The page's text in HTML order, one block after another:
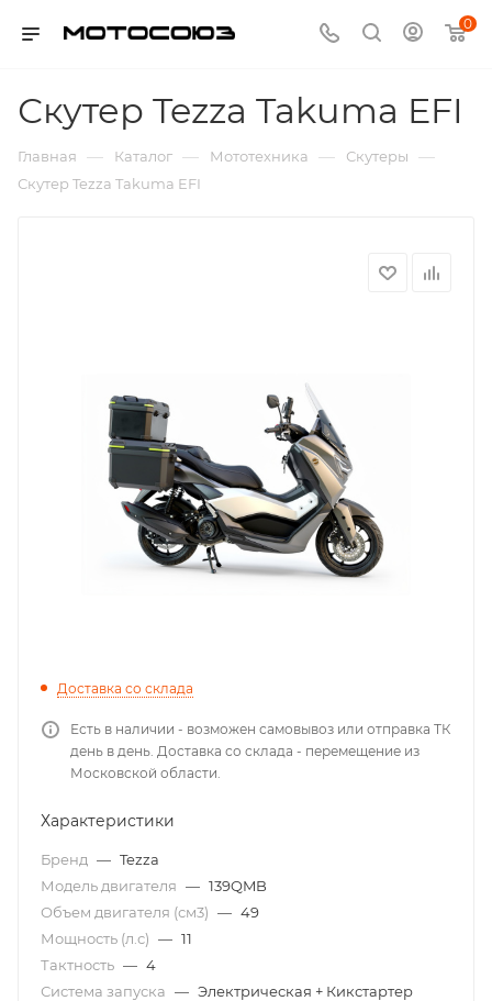
0
Скутер Tezza Takuma EFI
Главная — Каталог — Мототехника — Скутеры —
Скутер Tezza Takuma EFI
Доставка со склада
Есть в наличии - возможен самовывоз или отправка ТК
день в день. Доставка со склада - перемещение из
Московской области.
Характеристики
Бренд — Tezza
Модель двигателя — 139QMB
Объем двигателя (см3) — 49
Мощность (л.с) — 11
Тактность — 4
Система запуска — Электрическая + Кикстартер